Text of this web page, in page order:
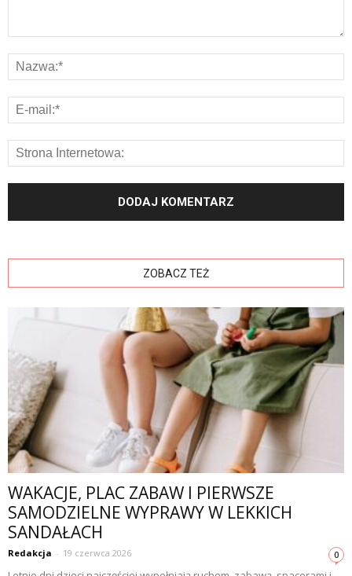
ZOBACZ TEŻ
WAKACJE, PLAC ZABAW I PIERWSZE
SAMODZIELNE WYPRAWY W LEKKICH
SANDAŁACH
Redakcja - 19 czerwca 2026 0